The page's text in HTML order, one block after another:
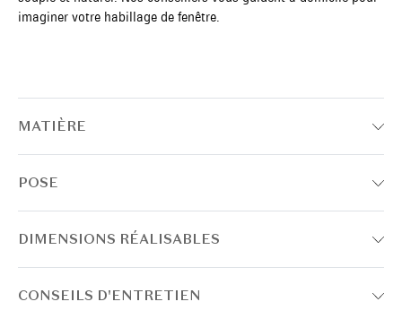
imaginer votre habillage de fenêtre.
MATIÈRE
POSE
DIMENSIONS RÉALISABLES
CONSEILS D'ENTRETIEN